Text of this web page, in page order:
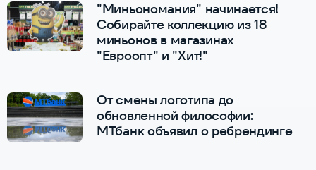
"Миньономания" начинается!
Собирайте коллекцию из 18
миньонов в магазинах
"Евроопт" и "Хит!"
От смены логотипа до
обновленной философии:
МТбанк объявил о ребрендинге